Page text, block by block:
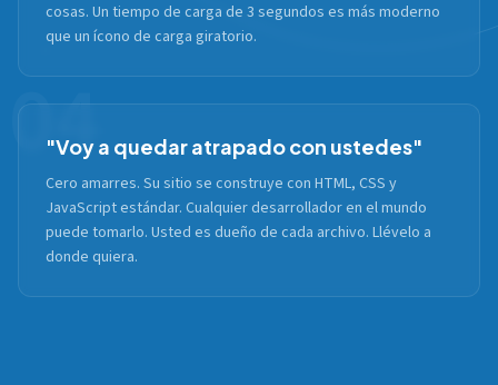
cosas. Un tiempo de carga de 3 segundos es más moderno
que un ícono de carga giratorio.
04
"Voy a quedar atrapado con ustedes"
Cero amarres. Su sitio se construye con HTML, CSS y
JavaScript estándar. Cualquier desarrollador en el mundo
puede tomarlo. Usted es dueño de cada archivo. Llévelo a
donde quiera.